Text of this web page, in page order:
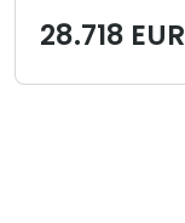
28.718 EUR